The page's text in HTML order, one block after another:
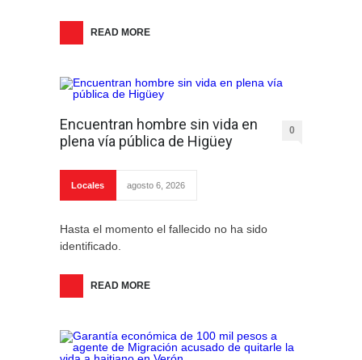
READ MORE
Encuentran hombre sin vida en
plena vía pública de Higüey
0
Locales agosto 6, 2026
Hasta el momento el fallecido no ha sido
identificado.
READ MORE